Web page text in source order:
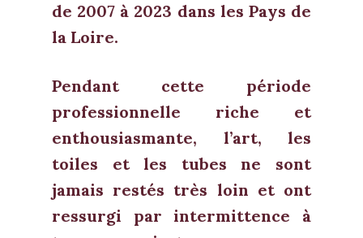
de 2007 à 2023 dans les Pays de
la Loire.
Pendant cette période
professionnelle riche et
enthousiasmante, l’art, les
toiles et les tubes ne sont
jamais restés très loin et ont
ressurgi par intermittence à